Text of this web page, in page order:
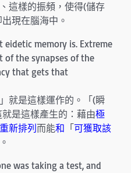
這樣的振頻，使得(儲存
現在腦海中。
eidetic memory is. Extreme
of the synapses of the
that gets that
就是這樣運作的。「(瞬
是這樣產生的：藉由極
新排列 而能和 「 可獲取該
。
was taking a test, and